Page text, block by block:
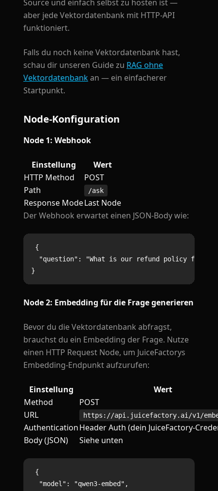
Source und einfach selbst zu hosten ist —
aber jede Vektordatenbank mit HTTP-API
funktioniert.
Falls du noch keine Vektordatenbank hast,
schau dir unseren Guide zu RAG ohne
Vektordatenbankan — ein einfacherer
Startpunkt.
Node-Konfiguration
Node 1: Webhook
Einstellung
Wert
HTTP Method
POST
Path
/ask
Response ModeLast Node
Der Webhook erwartet einen JSON-Body wie:
{
"question": "What is our refund policy for
Node 2: Embedding für die Frage generieren
Bevor du die Vektordatenbank abfragst,
brauchst du ein Embedding der Frage. Nutze
einen HTTP Request Node, um JuiceFactorys
Embedding-Endpunkt aufzurufen:
Einstellung
Wert
Method
POST
URL
https://api.juicefactory.ai/v1/
AuthenticationHeader Auth (dein JuiceFactory-
Body (JSON)
Siehe unten
{
  "model": "qwen3-embed",